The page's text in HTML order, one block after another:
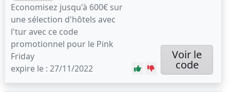
Economisez jusqu'à 600€ sur
une sélection d'hôtels avec
l'tur avec ce code
promotionnel pour le Pink
Friday
expire le : 27/11/2022
Voir le
code